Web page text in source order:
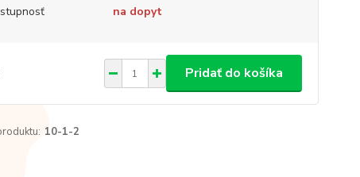
na dopyt
Pridať do košíka
10-1-2